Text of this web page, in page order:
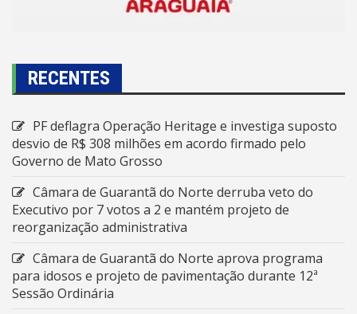
RECENTES
PF deflagra Operação Heritage e investiga suposto
desvio de R$ 308 milhões em acordo firmado pelo
Governo de Mato Grosso
Câmara de Guarantã do Norte derruba veto do
Executivo por 7 votos a 2 e mantém projeto de
reorganização administrativa
Câmara de Guarantã do Norte aprova programa
para idosos e projeto de pavimentação durante 12ª
Sessão Ordinária